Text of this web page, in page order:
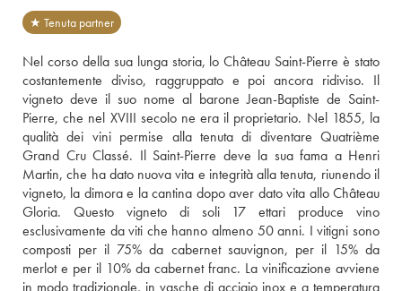
★ Tenuta partner
Nel corso della sua lunga storia, lo Château Saint-Pierre è stato
costantemente diviso, raggruppato e poi ancora ridiviso. Il
vigneto deve il suo nome al barone Jean-Baptiste de Saint-
Pierre, che nel XVIII secolo ne era il proprietario. Nel 1855, la
qualità dei vini permise alla tenuta di diventare Quatrième
Grand Cru Classé. Il Saint-Pierre deve la sua fama a Henri
Martin, che ha dato nuova vita e integrità alla tenuta, riunendo il
vigneto, la dimora e la cantina dopo aver dato vita allo Château
Gloria. Questo vigneto di soli 17 ettari produce vino
esclusivamente da viti che hanno almeno 50 anni. I vitigni sono
composti per il 75% da cabernet sauvignon, per il 15% da
merlot e per il 10% da cabernet franc. La vinificazione avviene
in modo tradizionale, in vasche di acciaio inox e a temperatura